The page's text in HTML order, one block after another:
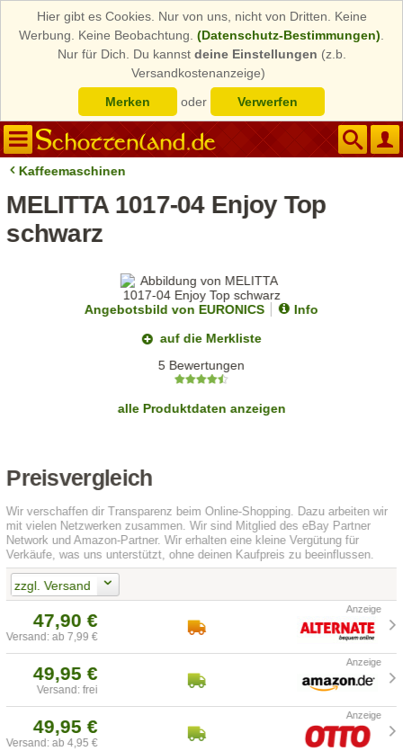
Hier gibt es Cookies. Nur von uns, nicht von Dritten. Keine
Werbung. Keine Beobachtung. (Datenschutz-Bestimmungen)
Nur für Dich. Du kannst deine Einstellungen (z.b.
Versandkostenanzeige)
Merken
oder Verwerfen
Kaffeemaschinen
MELITTA 1017-04 Enjoy Top
schwarz
Angebotsbild von EURONICS
Info
auf die Merkliste
5 Bewertungen
alle Produktdaten anzeigen
Preisvergleich
Wir verschaffen dir Transparenz beim Online-Shopping. Dazu arbeiten wir
mit vielen Netzwerken zusammen. Wir sind Mitglied des eBay Partner
Network und Amazon-Partner. Wir erhalten eine kleine Vergütung für
Verkäufe, was uns unterstützt, ohne deinen Kaufpreis zu beeinflussen.
zzgl. Versand
47,90 €
Versand: ab 7,99 €
49,95 €
Versand: frei
49,95 €
Versand: ab 4,95 €